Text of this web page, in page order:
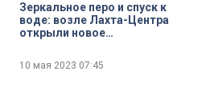
Зеркальное перо и спуск к
воде: возле Лахта-Центра
открыли новое
пространство
10 мая 2023 07:45